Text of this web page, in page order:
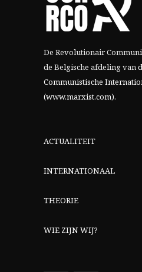
De Revolutionair
de Belgische afdeling van
Communistische
(www.marxist.com).
ACTUALITEIT
INTERNATIONAAL
THEORIE
WIE ZIJN WIJ?